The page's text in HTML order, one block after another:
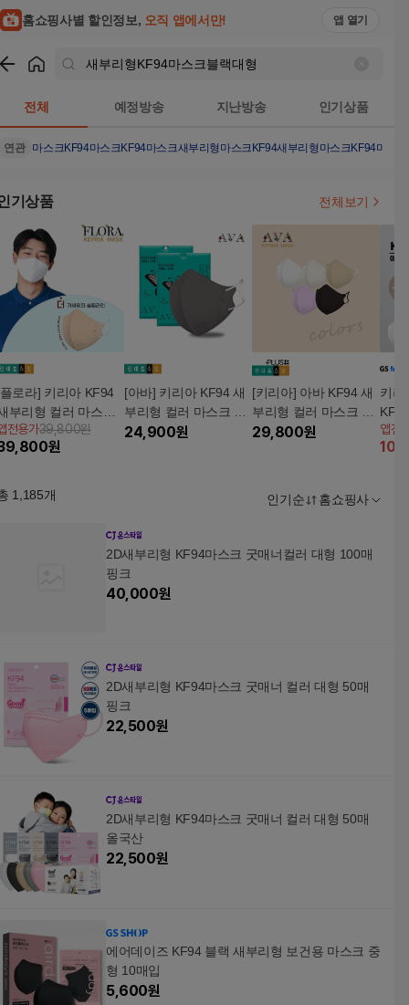
홈쇼핑사별 할인정보, 오직 앱에서만! 앱 열기
전체 예정방송 지난방송 인기상품
연관 마스크KF94마스크KF94마스크새부리형마스크KF94새부리형마스크KF94마스
기상품 전체보기
로라] 키리아 KF94
부리형 컬러 마스크
장 (대형)
전용가39,800원
원
[아바] 키리아 KF94 새
부리형 컬러 마스크 10
0장(대형)
24,900원
[키리아] 아바 KF94 새
부리형 컬러 마스크 10
0장(대형)_SS 에디션
29,800원
키리
혼합
앱전
10
1,185개 인기순 홈쇼핑사
2D새부리형 KF94마스크 굿매너컬러 대형 100매
핑크
40,000원
2D새부리형 KF94마스크 굿매너 컬러 대형 50매
핑크
22,500원
2D새부리형 KF94마스크 굿매너 컬러 대형 50매
올국산
22,500원
에어데이즈 KF94 블랙 새부리형 보건용 마스크 중
형 10매입
5,600원